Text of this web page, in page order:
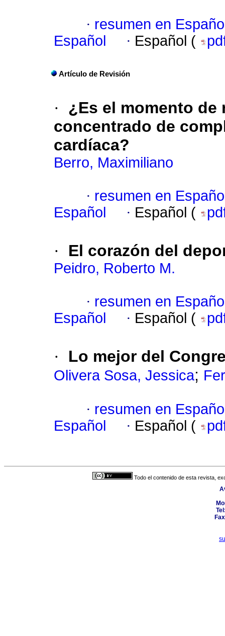
· resumen en
Español
· Español (
Artículo de Revisión
·
¿Es el momento de
concentrado de
cardíaca?
Berro, Maximiliano
· resumen en
Español
· Español (
· El corazón del
Peidro, Roberto M.
· resumen en
Español
· Español (
· Lo mejor del
Olivera Sosa, Jessica;
· resumen en
Español
· Español (
Todo el contenido de esta revista,